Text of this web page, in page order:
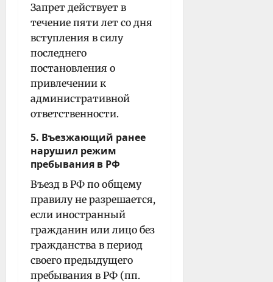
Запрет действует в
течение пяти лет со дня
вступления в силу
последнего
постановления о
привлечении к
административной
ответственности.
5. Въезжающий ранее
нарушил режим
пребывания в РФ
Въезд в РФ по общему
правилу не разрешается,
если иностранный
гражданин или лицо без
гражданства в период
своего предыдущего
пребывания в РФ (пп.